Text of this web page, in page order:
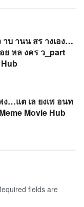
บ านน สร างเอง…
หล งคร ว_part
…แต เล ยงเพ อนท
Movie Hub
fields are